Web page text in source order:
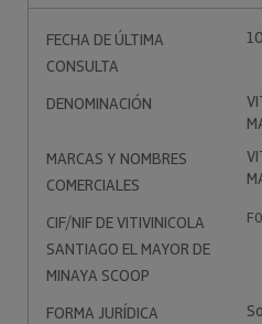
FECHA DE ÚLTIMA
CONSULTA
DENOMINACIÓN
MARCAS Y NOMBRES
COMERCIALES
CIF/NIF DE VITIVINICOLA
SANTIAGO EL MAYOR DE
MINAYA SCOOP
FORMA JURÍDICA